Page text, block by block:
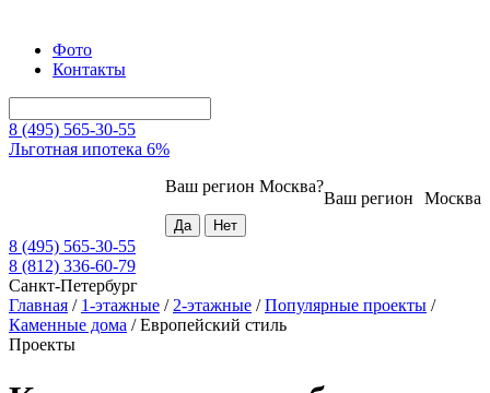
Фото
Контакты
8 (495) 565-30-55
Льготная ипотека 6%
Москва
Ваш регион
Ваш регион Москва?
8 (495) 565-30-55
8 (812) 336-60-79
Санкт-Петербург
Главная / 1-этажные / 2-этажные /Популярные проекты /
Каменные дома /Европейский стиль
Проекты